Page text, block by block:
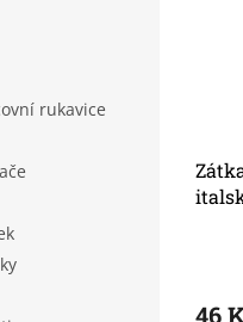
rukavice
46